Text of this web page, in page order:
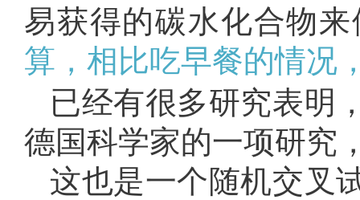
易获得的碳水化合物
算，相比吃早餐的情况
已经有很多研究表明
德国科学家的一项研究
这也是一个随机交叉